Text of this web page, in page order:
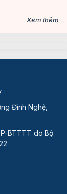
Xem thêm
Đình Nghệ,
BTTTT do Bộ